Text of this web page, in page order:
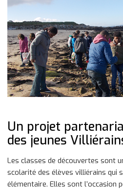
Un projet
des jeunes
Les classes de découvertes sont
scolarité des élèves villiérains qui
élémentaire. Elles sont l’occasion